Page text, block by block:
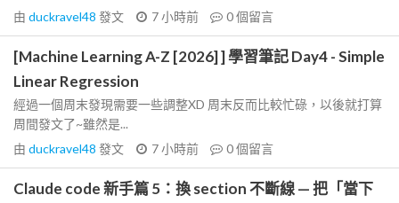
由 duckravel48 發文 7 小時前 0個留言
[Machine Learning A-Z [2026] ] 學習筆記 Day4 - Simple
Linear Regression
經過一個周末發現需要一些調整XD 周末反而比較忙碌，以後就打算
周間發文了~雖然是...
由 duckravel48 發文 7 小時前 0個留言
Claude code 新手篇 5：換 section 不斷線 — 把「當下